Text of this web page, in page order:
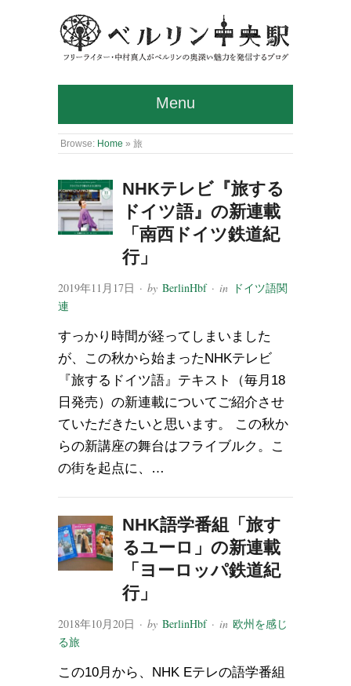
Menu
Browse: Home » 旅
NHKテレビ『旅する
ドイツ語』の新連載
「南西ドイツ鉄道紀
行」
2019年11月17日 · by BerlinHbf· in ドイツ語関
連
すっかり時間が経ってしまいました
が、この秋から始まったNHKテレビ
『旅するドイツ語』テキスト（毎月18
日発売）の新連載についてご紹介させ
ていただきたいと思います。 この秋か
らの新講座の舞台はフライブルク。こ
の街を起点に、…
NHK語学番組「旅す
るユーロ」の新連載
「ヨーロッパ鉄道紀
行」
2018年10月20日 · by BerlinHbf· in 欧州を感じ
る旅
この10月から、NHK Eテレの語学番組